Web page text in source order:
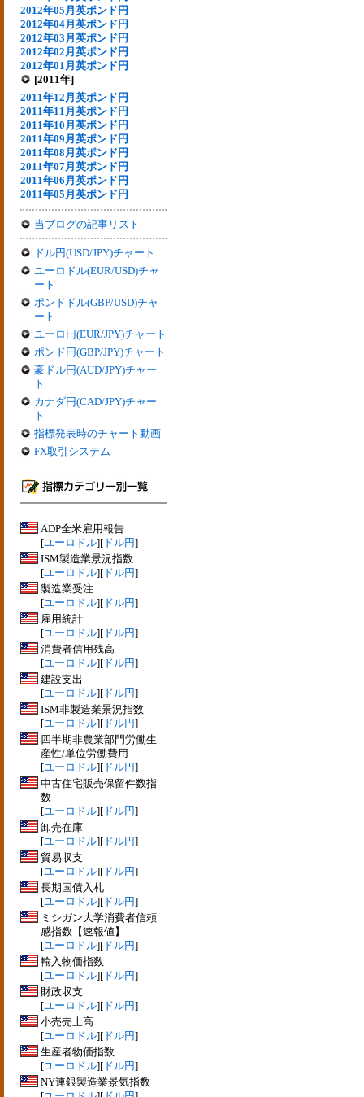
2012年05月英ポンド円
2012年04月英ポンド円
2012年03月英ポンド円
2012年02月英ポンド円
2012年01月英ポンド円
[2011年]
2011年12月英ポンド円
2011年11月英ポンド円
2011年10月英ポンド円
2011年09月英ポンド円
2011年08月英ポンド円
2011年07月英ポンド円
2011年06月英ポンド円
2011年05月英ポンド円
当ブログの記事リスト
ドル円(USD/JPY)チャート
ユーロドル(EUR/USD)チャ
ート
ポンドドル(GBP/USD)チャ
ート
ユーロ円(EUR/JPY)チャート
ポンド円(GBP/JPY)チャート
豪ドル円(AUD/JPY)チャー
ト
カナダ円(CAD/JPY)チャー
ト
指標発表時のチャート動画
FX取引システム
ADP全米雇用報告
[ユーロドル][ ドル円]
ISM製造業景況指数
[ユーロドル][ ドル円]
製造業受注
[ユーロドル][ ドル円]
雇用統計
[ユーロドル][ ドル円]
消費者信用残高
[ユーロドル][ ドル円]
建設支出
[ユーロドル][ ドル円]
ISM非製造業景況指数
[ユーロドル][ ドル円]
四半期非農業部門労働生
産性/単位労働費用
[ユーロドル][ ドル円]
中古住宅販売保留件数指
数
[ユーロドル][ ドル円]
卸売在庫
[ユーロドル][ ドル円]
貿易収支
[ユーロドル][ ドル円]
長期国債入札
[ユーロドル][ ドル円]
ミシガン大学消費者信頼
感指数【速報値】
[ユーロドル][ ドル円]
輸入物価指数
[ユーロドル][ ドル円]
財政収支
[ユーロドル][ ドル円]
小売売上高
[ユーロドル][ ドル円]
生産者物価指数
[ユーロドル][ ドル円]
NY連銀製造業景気指数